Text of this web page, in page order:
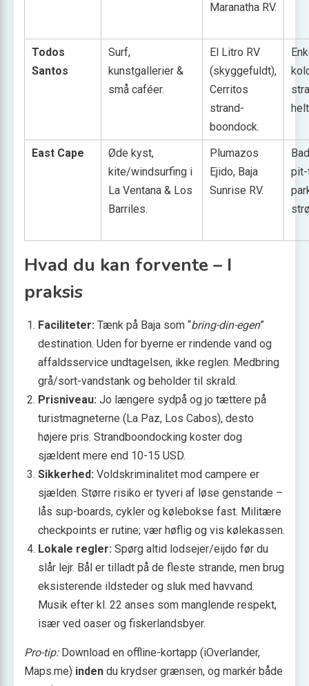
Maranatha RV.
Todos
Santos
Surf,
kunstgallerier &
små caféer.
El Litro RV
(skyggefuldt),
Cerritos
strand-
boondock.
East Cape
Øde kyst,
kite/windsurfing i
La Ventana & Los
Barriles.
Plumazos
Ejido, Baja
Sunrise RV.
pit-
Hvad du kan forvente – I
praksis
Faciliteter: Tænk på Baja som “bring-din-egen”
destination. Uden for byerne er rindende vand og
affaldsservice undtagelsen, ikke reglen. Medbring
grå/sort-vandstank og beholder til skrald.
Prisniveau: Jo længere sydpå og jo tættere på
turist­magneterne (La Paz, Los Cabos), desto
højere pris. Strandboondocking koster dog
sjældent mere end 10-15 USD.
Sikkerhed: Voldskriminalitet mod campere er
sjælden. Større risiko er tyveri af løse genstande –
lås sup-boards, cykler og kølebokse fast. Militære
checkpoints er rutine; vær høflig og vis kølekassen.
Lokale regler: Spørg altid lodsejer/eijdo før du
slår lejr. Bål er tilladt på de fleste strande, men brug
eksisterende ildsteder og sluk med havvand.
Musik efter kl. 22 anses som manglende respekt,
især ved oaser og fiskerlandsbyer.
Pro-tip:Download en offline-kortapp (iOverlander,
Maps.me) inden du krydser grænsen, og markér både